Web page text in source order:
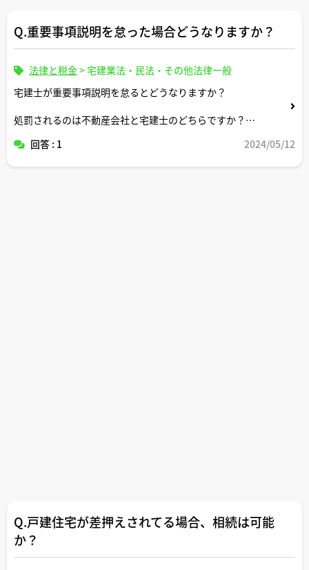
Q.重要事項説明を怠った場合どうなりますか？
法律と税金>宅建業法・民法・その他法律一般
宅建士が重要事項説明を怠るとどうなりますか？
処罰されるのは不動産会社と宅建士のどちらですか？
売買の場合と賃貸の場合とで処罰の内容は異なりますか？
回答 : 1 2024/05/12
Q.戸建住宅が差押えされてる場合、相続は可能
か？